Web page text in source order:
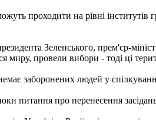
проходити на рівні інститутів
Зеленського, прем'єр-
провели вибори - тоді ці
заборонених людей у
питання про перенесення